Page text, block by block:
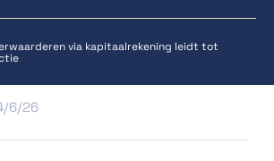
via kapitaalrekening leidt tot
6/26